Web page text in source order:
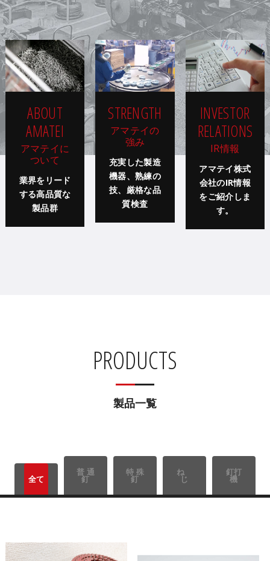
ABOUT
AMATEI
アマテイに
ついて
業界をリード
する高品質な
製品群
STRENGTH
アマテイの
強み
充実した製造
機器、熟練の
技、厳格な品
質検査
INVESTOR
RELATIONS
IR情報
アマテイ株式
会社のIR情報
をご紹介しま
す。
PRODUCTS
製品一覧
全て
普 通
釘
特 殊
釘
ね
じ
釘打
機